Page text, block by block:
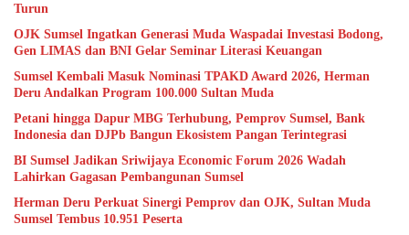
Turun
OJK Sumsel Ingatkan Generasi Muda Waspadai Investasi Bodong,
Gen LIMAS dan BNI Gelar Seminar Literasi Keuangan
Sumsel Kembali Masuk Nominasi TPAKD Award 2026, Herman
Deru Andalkan Program 100.000 Sultan Muda
Petani hingga Dapur MBG Terhubung, Pemprov Sumsel, Bank
Indonesia dan DJPb Bangun Ekosistem Pangan Terintegrasi
BI Sumsel Jadikan Sriwijaya Economic Forum 2026 Wadah
Lahirkan Gagasan Pembangunan Sumsel
Herman Deru Perkuat Sinergi Pemprov dan OJK, Sultan Muda
Sumsel Tembus 10.951 Peserta